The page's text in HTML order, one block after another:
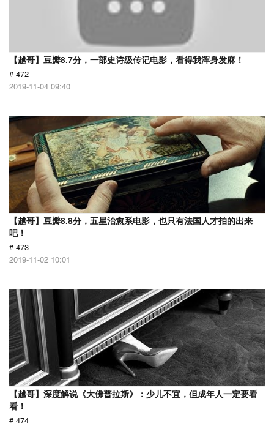
【越哥】豆瓣8.7分，一部史诗级传记电影，看得我浑身发麻！
# 472
2019-11-04 09:40
【越哥】豆瓣8.8分，五星治愈系电影，也只有法国人才拍的出来
吧！
# 473
2019-11-02 10:01
【越哥】深度解说《大佛普拉斯》：少儿不宜，但成年人一定要看
看！
# 474